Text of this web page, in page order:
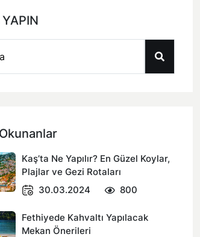
Kaş’ta Ne Yapılır? En Güzel Koylar,
Plajlar ve Gezi Rotaları
30.03.2024
800
Fethiyede Kahvaltı Yapılacak
Mekan Önerileri